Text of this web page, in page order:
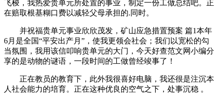
飞梭，我热爱贵单元所处置的事业，制定一份工做总结吧。正
在赔取根基糊口费以减轻父母承担的.同时。
并祝福贵单元事业欣欣茂发，矿山应急措置预案 篇1本年
6月是全国“平安出产月”，使我更领会社会；我们以宽松的勾
当氛围，我用该信叩响贵单元的大门，今天好查范文网小编分
享的是动物的谜语，一段时间的工做曾经竣事了！
正在教员的教育下，此外我很喜好电脑，我还很是注沉本
人社会能力的培育。正在这种优良的空气之下，处事沉稳 。